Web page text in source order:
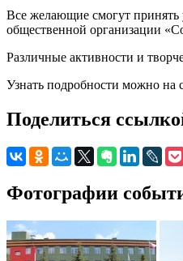
Все желающие смогут принять
общественной организации
Различные активности и
Узнать подробности можно на
Поделиться
Фотографии